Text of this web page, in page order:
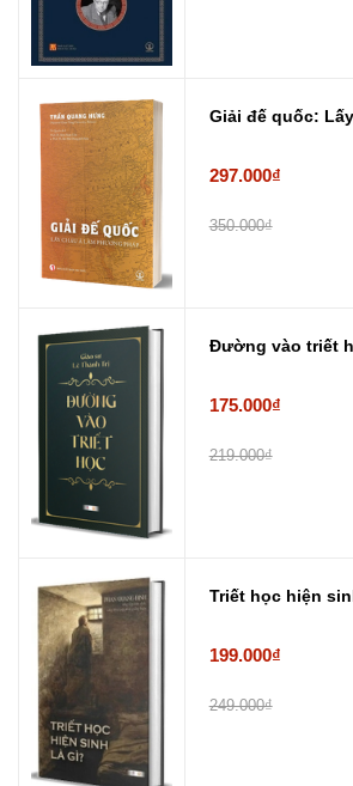
Giải đế quốc:
297.000₫
350.000₫
Đường vào triết
175.000₫
219.000₫
Triết học hiện
199.000₫
249.000₫